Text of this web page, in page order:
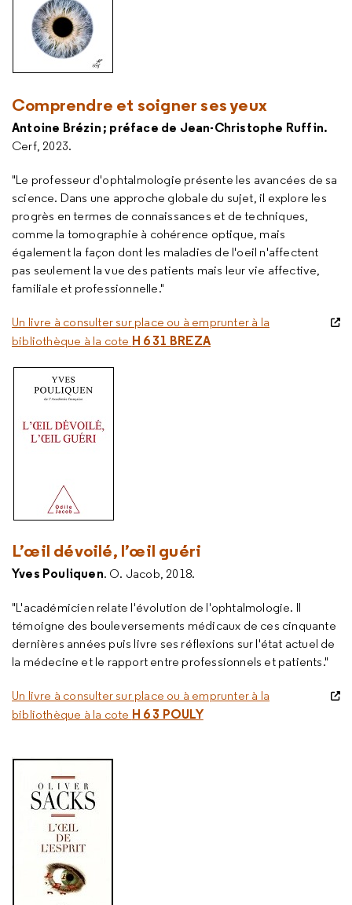
Comprendre et soigner ses yeux
Antoine Brézin ; préface de Jean-Christophe Ruffin.
Cerf, 2023.
"Le professeur d'ophtalmologie présente les avancées de sa
science. Dans une approche globale du sujet, il explore les
progrès en termes de connaissances et de techniques,
comme la tomographie à cohérence optique, mais
également la façon dont les maladies de l'oeil n'affectent
pas seulement la vue des patients mais leur vie affective,
familiale et professionnelle."
Un livre à consulter sur place ou à emprunter à la
bibliothèque à la cote H 6 31 BREZA
L’œil dévoilé, l’œil guéri
Yves Pouliquen. O. Jacob, 2018.
"L'académicien relate l'évolution de l'ophtalmologie. Il
témoigne des bouleversements médicaux de ces cinquante
dernières années puis livre ses réflexions sur l'état actuel de
la médecine et le rapport entre professionnels et patients."
Un livre à consulter sur place ou à emprunter à la
bibliothèque à la cote H 6 3 POULY